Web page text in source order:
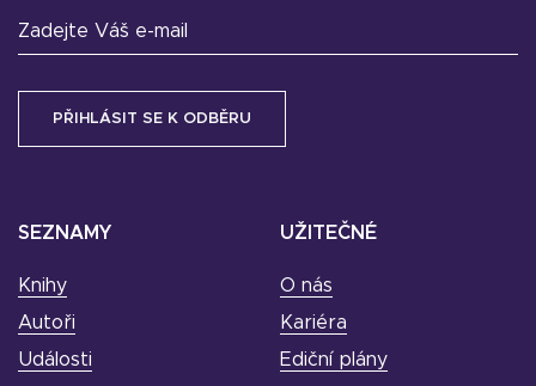
SEZNAMY
Knihy
Autoři
Události
UŽITEČNÉ
O nás
Kariéra
Ediční plány
Zadejte Váš e-mail